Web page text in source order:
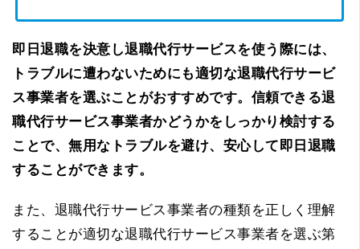
即日退職を決意し退職代行サービスを使う際には、
トラブルに遭わないためにも適切な退職代行サービ
ス事業者を選ぶことがおすすめです。信頼できる退
職代行サービス事業者かどうかをしっかり検討する
ことで、無用なトラブルを避け、安心して即日退職
することができます。
また、退職代行サービス事業者の種類を正しく理解
することが適切な退職代行サービス事業者を選ぶ第